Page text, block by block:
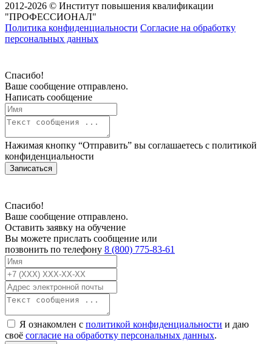
2012-2026 © Институт повышения квалификации
"ПРОФЕССИОНАЛ"
Политика конфиденциальности Согласие на обработку
персональных данных
Спасибо!
Ваше сообщение отправлено.
Написать сообщение
Нажимая кнопку “Отправить” вы соглашаетесь с политикой
конфиденциальности
Записаться
Спасибо!
Ваше сообщение отправлено.
Оставить заявку на обучение
Вы можете прислать сообщение или
позвонить по телефону 8 (800) 775-83-61
Я ознакомлен с политикой конфиденциальности и даю
своё согласие на обработку персональных данных.